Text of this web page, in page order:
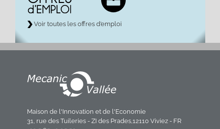
Voir toutes les offres d’emploi
Maison de l'Innovation et de l'Economie
31, rue des Tuileries - ZI des Prades,12110 Viviez - FR